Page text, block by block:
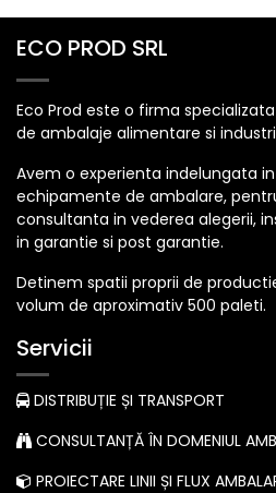
ECO PROD SRL
Eco Prod este o firma
de ambalaje alimentare si
Avem o experienta indelungata
echipamente de ambalare,
consultanta in vederea alegerii,
in garantie si post garantie.
Detinem spatii proprii de
volum de aproximativ 500 paleti.
Servicii
DISTRIBUȚIE ȘI TRANSPORT
CONSULTANȚĂ ÎN DOMENIUL
PROIECTARE LINII ȘI FLUX